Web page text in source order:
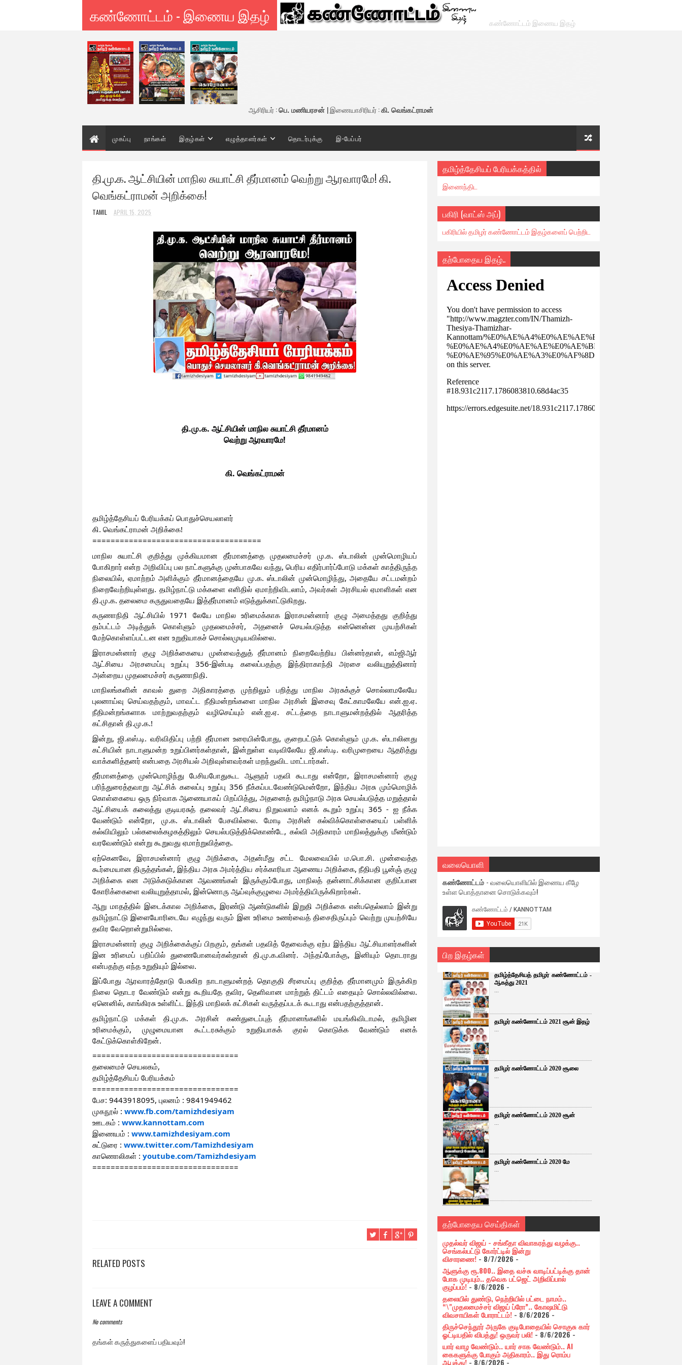
கண்ணோட்டம் - இணைய இதழ் கண்ணோட்டம் இணைய இதழ்
ஆசிரியர் :பெ. மணியரசன் | இணையாசிரியர் :கி. வெங்கட்ராமன்
முகப்பு நாங்கள் இதழ்கள் எழுத்தாளர்கள் தொடர்புக்கு இ-பேப்பர்
தி.மு.க. ஆட்சியின் மாநில சுயாட்சி தீர்மானம் வெற்று ஆரவாரமே! கி.
வெங்கட்ராமன் அறிக்கை!
TAMIL APRIL 15, 2025
தி.மு.க. ஆட்சியின் மாநில சுயாட்சி தீர்மானம்
வெற்று ஆரவாரமே!
கி. வெங்கட்ராமன்
தமிழ்த்தேசியப் பேரியக்கப் பொதுச்செயலாளர்
கி. வெங்கட்ராமன் அறிக்கை!
=====================================
மாநில சுயாட்சி குறித்து முக்கியமான தீர்மானத்தை முதலமைச்சர் மு.க. ஸ்டாலின் முன்மொழியப்
போகிறார் என்ற அறிவிப்பு பல நாட்களுக்கு முன்பாகவே வந்து, பெரிய எதிர்பார்ப்போடு மக்கள் காத்திருந்த
நிலையில், ஏமாற்றம் அளிக்கும் தீர்மானத்தையே மு.க. ஸ்டாலின் முன்மொழிந்து, அதையே சட்டமன்றம்
நிறைவேற்றியுள்ளது. தமிழ்நாட்டு மக்களை எளிதில் ஏமாற்றிவிடலாம், அவர்கள் அரசியல் ஏமாளிகள் என
தி.மு.க. தலைமை கருதுவதையே இத்தீர்மானம் எடுத்துக்காட்டுகிறது.
கருணாநிதி ஆட்சியில் 1971 லேயே மாநில உரிமைக்காக இராசமன்னார் குழு அமைத்தது குறித்து
தம்பட்டம் அடித்துக் கொள்ளும் முதலமைச்சர், அதனைச் செயல்படுத்த என்னென்ன முயற்சிகள்
மேற்கொள்ளப்பட்டன என உறுதியாகச் சொல்லமுடியவில்லை.
இராசமன்னார் குழு அறிக்கையை முன்வைத்துத் தீர்மானம் நிறைவேற்றிய பின்னர்தான், எம்ஜிஆர்
ஆட்சியை அரசமைப்பு உறுப்பு 356-இன்படி கலைப்பதற்கு இந்திராகாந்தி அரசை வலியுறுத்தினார்
அன்றைய முதலமைச்சர் கருணாநிதி.
மாநிலங்களின் காவல் துறை அதிகாரத்தை முற்றிலும் பறித்து மாநில அரசுக்குச் சொல்லாமலேயே
புலனாய்வு செய்வதற்கும், மாவட்ட நீதிமன்றங்களை மாநில அரசின் இசைவு கேட்காமலேயே என்.ஐ.ஏ.
நீதிமன்றங்களாக மாற்றுவதற்கும் வழிசெய்யும் என்.ஐ.ஏ. சட்டத்தை நாடாளுமன்றத்தில் ஆதரித்த
கட்சிதான் தி.மு.க.!
இன்று, ஜி.எஸ்.டி. வரிவிதிப்பு பற்றி தீர்மான உரையின்போது, குறைபட்டுக் கொள்ளும் மு.க. ஸ்டாலினது
கட்சியின் நாடாளுமன்ற உறுப்பினர்கள்தான், இன்றுள்ள வடிவிலேயே ஜி.எஸ்.டி. வரிமுறையை ஆதரித்து
வாக்களித்தனர் என்பதை அரசியல் அறிவுள்ளவர்கள் மறந்துவிட மாட்டார்கள்.
தீர்மானத்தை முன்மொழிந்து பேசியபோதுகூட ஆளுநர் பதவி கூடாது என்றோ, இராசமன்னார் குழு
பரிந்துரைத்தவாறு ஆட்சிக் கலைப்பு உறுப்பு 356 நீக்கப்படவேண்டுமென்றோ, இந்திய அரசு மும்மொழிக்
கொள்கையை ஒரு நிர்வாக ஆணையாகப் பிறப்பித்து, அதனைத் தமிழ்நாடு அரசு செயல்படுத்த மறுத்தால்
ஆட்சியைக் கலைத்து குடியரசுத் தலைவர் ஆட்சியை நிறுவலாம் எனக் கூறும் உறுப்பு 365 - ஐ நீக்க
வேண்டும் என்றோ, மு.க. ஸ்டாலின் பேசவில்லை. மோடி அரசின் கல்விக்கொள்கையைப் பள்ளிக்
கல்வியிலும் பல்கலைக்கழகத்திலும் செயல்படுத்திக்கொண்டே, கல்வி அதிகாரம் மாநிலத்துக்கு மீண்டும்
வரவேண்டும் என்று கூறுவது ஏமாற்றுவித்தை.
ஏற்கெனவே, இராசமன்னார் குழு அறிக்கை, அதன்மீது சட்ட மேலவையில் ம.பொ.சி. முன்வைத்த
கூர்மையான திருத்தங்கள், இந்திய அரசு அமர்த்திய சர்க்காரியா ஆணைய அறிக்கை, நீதிபதி பூன்ஞ் குழு
அறிக்கை என அடுக்கடுக்கான ஆவணங்கள் இருக்கும்போது, மாநிலத் தன்னாட்சிக்கான குறிப்பான
கோரிக்கைளை வலியுறுத்தாமல், இன்னொரு ஆய்வுக்குழுவை அமர்த்தியிருக்கிறார்கள்.
ஆறு மாதத்தில் இடைக்கால அறிக்கை, இரண்டு ஆண்டுகளில் இறுதி அறிக்கை என்பதெல்லாம் இன்று
தமிழ்நாட்டு இளையோரிடையே எழுந்து வரும் இன உரிமை உணர்வைத் திசைதிருப்பும் வெற்று முயற்சியே
தவிர வேறொன்றுமில்லை.
இராசமன்னார் குழு அறிக்கைக்குப் பிறகும், தங்கள் பதவித் தேவைக்கு ஏற்ப இந்திய ஆட்சியாளர்களின்
இன உரிமைப் பறிப்பில் துணைபோனவர்கள்தான் தி.மு.க.வினர். அந்தப்போக்கு, இனியும் தொடராது
என்பதற்கு எந்த உறுதியும் இல்லை.
இப்போது ஆரவாரத்தோடு பேசுகிற நாடாளுமன்றத் தொகுதி சீரமைப்பு குறித்த தீர்மானமும் இருக்கிற
நிலை தொடர வேண்டும் என்று கூறியதே தவிர, தெளிவான மாற்றுத் திட்டம் எதையும் சொல்லவில்லை.
ஏனெனில், காங்கிரசு உள்ளிட்ட இந்தி மாநிலக் கட்சிகள் வருத்தப்படக் கூடாது என்பதற்குத்தான்.
தமிழ்நாட்டு மக்கள் தி.மு.க. அரசின் கண்துடைப்புத் தீர்மானங்களில் மயங்கிவிடாமல், தமிழின
உரிமைக்கும், முழுமையான கூட்டரசுக்கும் உறுதியாகக் குரல் கொடுக்க வேண்டும் எனக்
கேட்டுக்கொள்கிறேன்.
================================
தலைமைச் செயலகம்,
தமிழ்த்தேசியப் பேரியக்கம்
================================
பேச: 9443918095, புலனம் : 9841949462
முகநூல் : www.fb.com/tamizhdesiyam
ஊடகம் : www.kannottam.com
இணையம் : www.tamizhdesiyam.com
சுட்டுரை : www.twitter.com/Tamizhdesiyam
காணொலிகள் : youtube.com/Tamizhdesiyam
================================
RELATED POSTS
LEAVE A COMMENT
No comments
தங்கள் கருத்துகளைப் பதியவும்!
தமிழ்த்தேசியப் பேரியக்கத்தில்
இணைந்திட
பகிரி (வாட்ஸ் அப்)
பகிரியில் தமிழர் கண்ணோட்டம் இதழ்களைப் பெற்றிட
தற்போதைய இதழ்..
வலையொளி
கண்ணோட்டம் - வலையொளியில் இணைய கீழே
உள்ள பொத்தானை சொடுக்கவும்!
பிற இதழ்கள்
தமிழ்த்தேசியத் தமிழர் கண்ணோட்டம் -
ஆகத்து 2021
...
தமிழர் கண்ணோட்டம் 2021 சூன் இதழ்
...
தமிழர் கண்ணோட்டம் 2020 சூலை
...
தமிழர் கண்ணோட்டம் 2020 சூன்
...
தமிழர் கண்ணோட்டம் 2020 மே
...
தற்போதைய செய்திகள்
முதல்வர் விஜய் - சங்கீதா விவாகரத்து வழக்கு..
செங்கல்பட்டு கோர்ட்டில் இன்று
விசாரணை!- 8/7/2026-
ஆளுக்கு ரூ.800.. இதை வச்சு வாடிப்பட்டிக்கு தான்
போக முடியும்.. தவெக பட்ஜெட் அறிவிப்பால்
குழப்பம்!- 8/6/2026 -
தலையில் துண்டு, நெற்றியில் பட்டை நாமம்..
“\"முதலமைச்சர் விஜய் ப்ரோ”.. கோஷமிட்டு
விவசாயிகள் போராட்டம்! - 8/6/2026-
திருச்செந்தூர் அருகே குடிபோதையில் சொகுசு கார்
ஓட்டியதில் விபத்து! ஒருவர் பலி! - 8/6/2026-
யார் வாழ வேண்டும்.. யார் சாக வேண்டும்.. AI
கைகளுக்கு போகும் அதிகாரம்.. இது ரொம்ப
ஆபத்து! - 8/6/2026 -